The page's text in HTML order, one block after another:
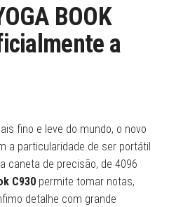
BOOK
a
fino e leve do mundo, o novo
a particularidade de ser portátil
caneta de precisão, de 4096
C930 permite tomar notas,
detalhe com grande